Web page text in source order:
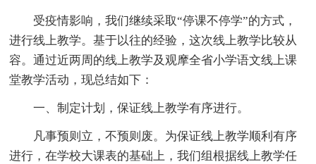
受疫情影响，我们继续采取“停课不停学”的方式，
进行线上教学。基于以往的经验，这次线上教学比较从
容。通过近两周的线上教学及观摩全省小学语文线上课
堂教学活动，现总结如下：
一、制定计划，保证线上教学有序进行。
凡事预则立，不预则废。为保证线上教学顺利有序
进行，在学校大课表的基础上，我们组根据线上教学任